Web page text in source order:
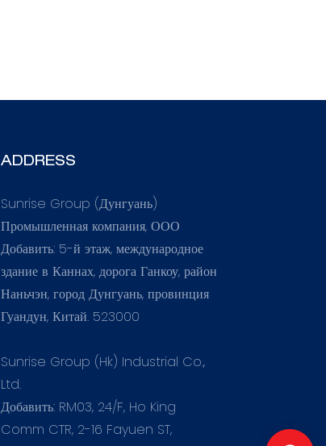
ADDRESS
Sunrise Group (Дунгуань)
Промышленная компания, ООО
Добавить: 5-й этаж, международное
здание в Каннах, дорога Ганкоу, район
Наньчэн, город Дунгуань, провинция
Гуандун, Китай. 523000
Sunrise Group (Hk) Industrial Co.,
Ltd.
Добавить: RM03, 24/F, Ho King
Comm CTR, 2-16 Fayuen ST,